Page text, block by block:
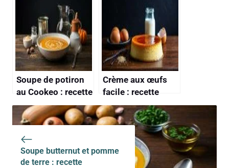
Soupe de potiron
au Cookeo : recette
facile et rapide
Crème aux œufs
facile : recette
rapide et
savoureuse
Soupe butternut et pomme
de terre : recette